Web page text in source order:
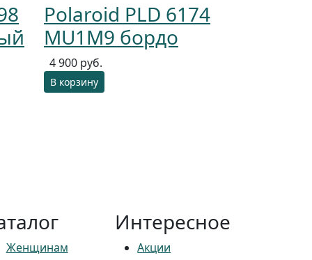
Polaroid PLD 6174
MU1M9 бордо
4 900 руб.
В корзину
Женщинам
Интересное
Акции